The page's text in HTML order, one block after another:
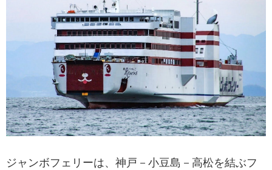
ジャンボフェリーは、神戸－小豆島－高松を結ぶフ